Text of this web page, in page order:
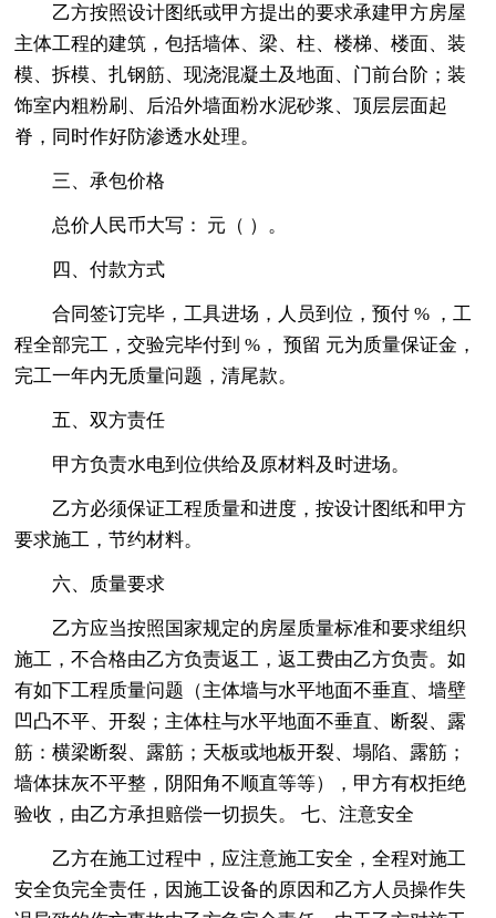
乙方按照设计图纸或甲方提出的要求承建甲方房屋
主体工程的建筑，包括墙体、梁、柱、楼梯、楼面、装
模、拆模、扎钢筋、现浇混凝土及地面、门前台阶；装
饰室内粗粉刷、后沿外墙面粉水泥砂浆、顶层层面起
脊，同时作好防渗透水处理。
三、承包价格
总价人民币大写： 元（ ）。
四、付款方式
合同签订完毕，工具进场，人员到位，预付 % ，工
程全部完工，交验完毕付到 %， 预留 元为质量保证金，
完工一年内无质量问题，清尾款。
五、双方责任
甲方负责水电到位供给及原材料及时进场。
乙方必须保证工程质量和进度，按设计图纸和甲方
要求施工，节约材料。
六、质量要求
乙方应当按照国家规定的房屋质量标准和要求组织
施工，不合格由乙方负责返工，返工费由乙方负责。如
有如下工程质量问题（主体墙与水平地面不垂直、墙壁
凹凸不平、开裂；主体柱与水平地面不垂直、断裂、露
筋：横梁断裂、露筋；天板或地板开裂、塌陷、露筋；
墙体抹灰不平整，阴阳角不顺直等等），甲方有权拒绝
验收，由乙方承担赔偿一切损失。 七、注意安全
乙方在施工过程中，应注意施工安全，全程对施工
安全负完全责任，因施工设备的原因和乙方人员操作失